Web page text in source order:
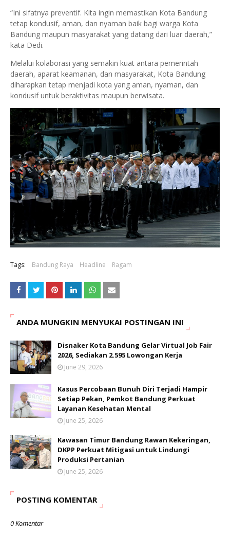
“Ini sifatnya preventif. Kita ingin memastikan Kota Bandung
tetap kondusif, aman, dan nyaman baik bagi warga Kota
Bandung maupun masyarakat yang datang dari luar daerah,”
kata Dedi.
Melalui kolaborasi yang semakin kuat antara pemerintah
daerah, aparat keamanan, dan masyarakat, Kota Bandung
diharapkan tetap menjadi kota yang aman, nyaman, dan
kondusif untuk beraktivitas maupun berwisata.
Tags: Bandung Raya Headline Ragam
ANDA MUNGKIN MENYUKAI POSTINGAN INI
Disnaker Kota Bandung Gelar Virtual Job Fair
2026, Sediakan 2.595 Lowongan Kerja
June 29, 2026
Kasus Percobaan Bunuh Diri Terjadi Hampir
Setiap Pekan, Pemkot Bandung Perkuat
Layanan Kesehatan Mental
June 25, 2026
Kawasan Timur Bandung Rawan Kekeringan,
DKPP Perkuat Mitigasi untuk Lindungi
Produksi Pertanian
June 25, 2026
POSTING KOMENTAR
0 Komentar